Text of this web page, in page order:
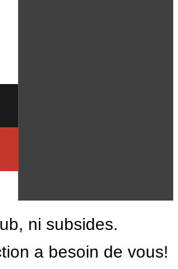
ni subsides.
a besoin de vous!